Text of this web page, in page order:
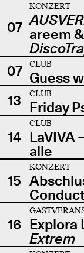
07
KONZERT
areem
07
CLUB
Guess
13
CLUB
Friday
14
CLUB
LaVIVA
alle
15
KONZERT
16 Explora
Extrem